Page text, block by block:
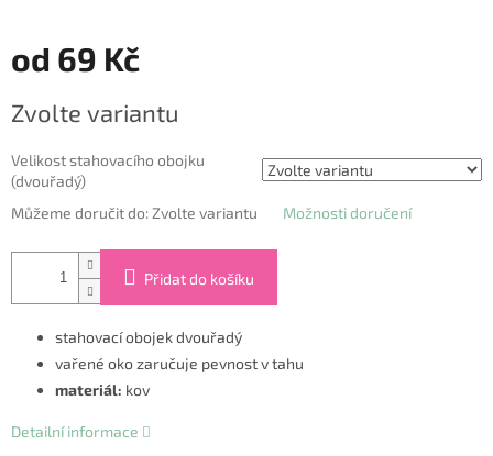
od 69 Kč
cena:
Zvolte variantu
Velikost stahovacího obojku
(dvouřadý)
Můžeme doručit do: Zvolte variantu Možnosti doručení
Přidat do košíku
stahovací obojek dvouřadý
vařené oko zaručuje pevnost v tahu
materiál: kov
Detailní informace